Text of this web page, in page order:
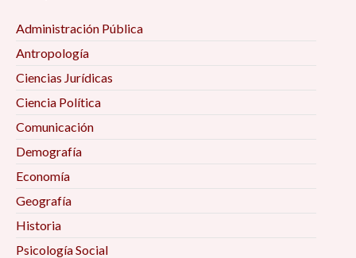
Administración Pública
Antropología
Ciencias Jurídicas
Ciencia Política
Comunicación
Demografía
Economía
Geografía
Historia
Psicología Social